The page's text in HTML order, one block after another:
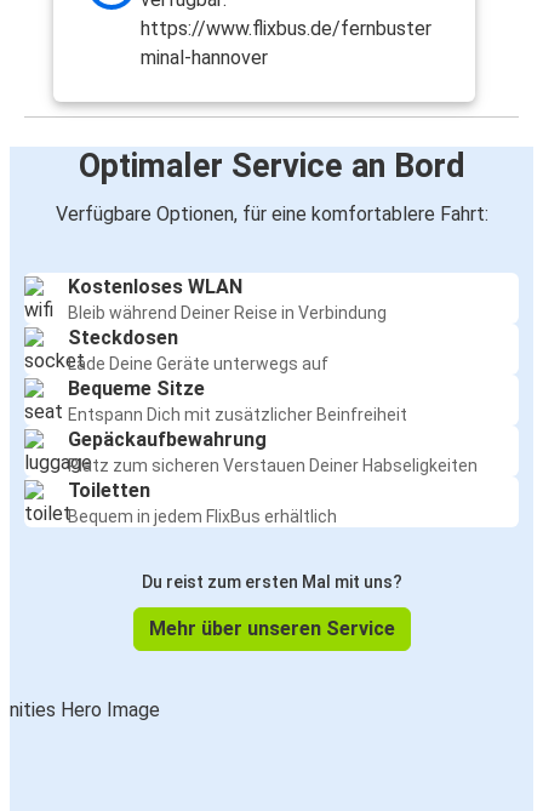
https://www.flixbus.de/fernbuster
minal-hannover
Optimaler Service an Bord
Verfügbare Optionen, für eine komfortablere Fahrt:
Kostenloses WLAN
Bleib während Deiner Reise in Verbindung
Steckdosen
Lade Deine Geräte unterwegs auf
Bequeme Sitze
Entspann Dich mit zusätzlicher Beinfreiheit
Gepäckaufbewahrung
Platz zum sicheren Verstauen Deiner Habseligkeiten
Toiletten
Bequem in jedem FlixBus erhältlich
Du reist zum ersten Mal mit uns?
Mehr über unseren Service